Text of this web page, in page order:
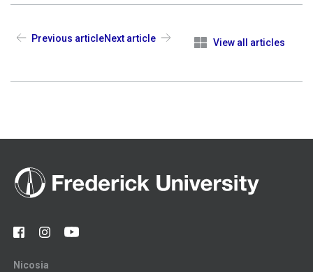
Previous article View all articles
Next article
Nicosia